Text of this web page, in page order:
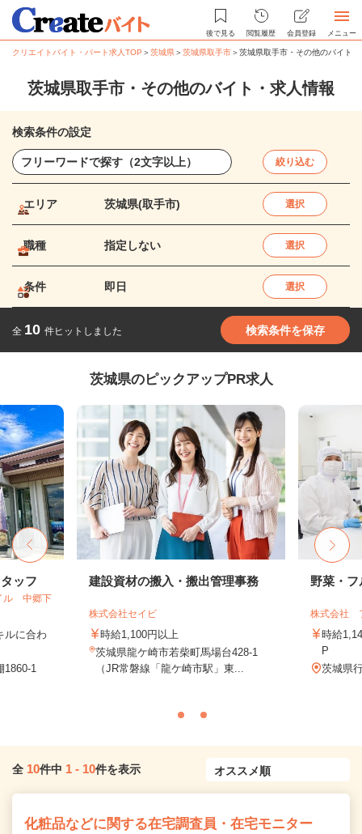
後で見る 閲覧履歴 会員登録 メニュー
クリエイトバイト・パート求人TOP ＞茨城県＞茨城県取手市＞茨城県取手市・その他のバイト
茨城県取手市・その他のバイト・求人情報
検索条件の設定
絞り込む
エリア 茨城県(取手市) 選択
職種 指定しない 選択
条件 即日 選択
全 10 件ヒットしました 検索条件を保存
茨城県のピックアップPR求人
ッフ
ル 中郷下
ルに合わ
1860-1
建設資材の搬入・搬出管理事務
株式会社セイビ
時給1,100円以上
茨城県龍ケ崎市若柴町馬場台428-1
（JR常磐線「龍ケ崎市駅」東...
野菜・
株式会社
時給
P
茨城県
全 10件中 1 - 10件を表示
化粧品などに関する在宅調査員・在宅モニター